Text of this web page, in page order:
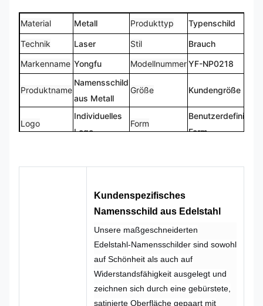
Material Metall Produkttyp Typenschild
Technik Laser Stil
Brauch
Markenname Yongfu ModellnummerYF-NP0218
Produktname
Namensschild
aus Metall
Größe Kundengröße
Logo
Individuelles
Logo
Form
Benutzerdefinierte
Form
Farbe
Pantone, RAL Design
Kundenspezifisches
Namensschild aus Edelstahl
Unsere maßgeschneiderten
Edelstahl-Namensschilder sind sowohl
auf Schönheit als auch auf
Widerstandsfähigkeit ausgelegt und
zeichnen sich durch eine gebürstete,
satinierte Oberfläche gepaart mit